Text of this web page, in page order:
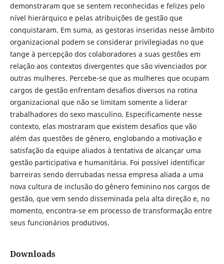
demonstraram que se sentem reconhecidas e felizes pelo
nível hierárquico e pelas atribuições de gestão que
conquistaram. Em suma, as gestoras inseridas nesse âmbito
organizacional podem se considerar privilegiadas no que
tange à percepção dos colaboradores a suas gestões em
relação aos contextos divergentes que são vivenciados por
outras mulheres. Percebe-se que as mulheres que ocupam
cargos de gestão enfrentam desafios diversos na rotina
organizacional que não se limitam somente a liderar
trabalhadores do sexo masculino. Especificamente nesse
contexto, elas mostraram que existem desafios que vão
além das questões de gênero, englobando a motivação e
satisfação da equipe aliados à tentativa de alcançar uma
gestão participativa e humanitária. Foi possível identificar
barreiras sendo derrubadas nessa empresa aliada a uma
nova cultura de inclusão do gênero feminino nos cargos de
gestão, que vem sendo disseminada pela alta direção e, no
momento, encontra-se em processo de transformação entre
seus funcionários produtivos.
Downloads